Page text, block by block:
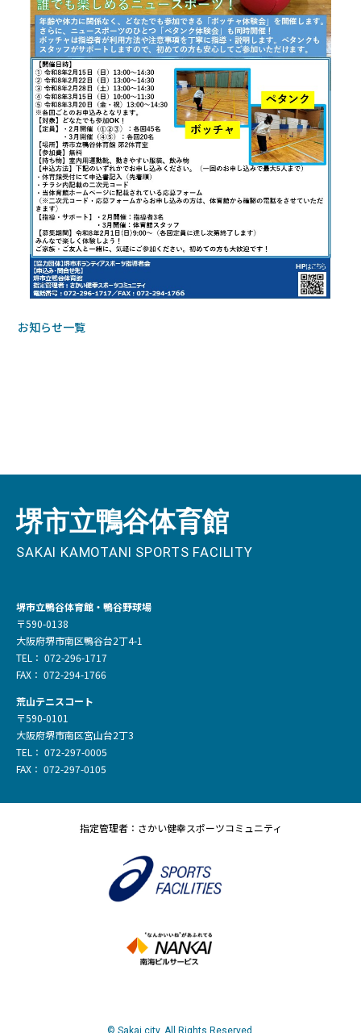
お知らせ一覧
堺市立鴨谷体育館・鴨谷野球場
〒590-0138
大阪府堺市南区鴨谷台2丁4-1
TEL： 072-296-1717
FAX： 072-294-1766
荒山テニスコート
〒590-0101
大阪府堺市南区宮山台2丁3
TEL： 072-297-0005
FAX： 072-297-0105
指定管理者：さかい健幸スポーツコミュニティ
© Sakai city. All Rights Reserved.